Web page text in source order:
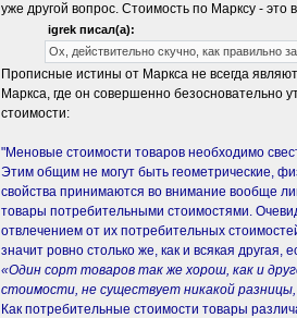
уже другой вопрос. Стоимость по Марксу - это
igrek писал(а):
Ох, действительно скучно, как правильно
Прописные истины от Маркса не всегда
Маркса, где он совершенно безосновательно
стоимости:
"Меновые стоимости товаров необходимо
Этим общим не могут быть геометрические,
свойства принимаются во внимание вообще
товары потребительными стоимостями.
отвлечением от их потребительных
значит ровно столько же, как и всякая
«Один сорт товаров так же хорош, как и
стоимости, не существует никакой
Как потребительные стоимости товары